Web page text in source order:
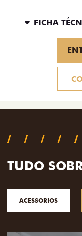
FICHA
TUDO
ACESSORIOS